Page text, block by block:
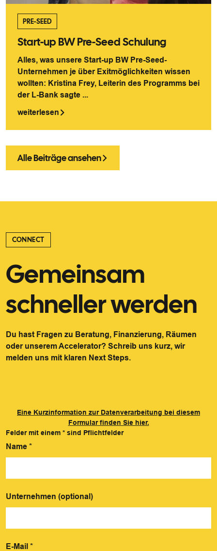
PRE-SEED
Start-up BW Pre-Seed Schulung
Alles, was unsere Start-up BW Pre-Seed-
Unternehmen je über Exitmöglichkeiten wissen
wollten: Kristina Frey, Leiterin des Programms bei
der L-Bank sagte ...
weiterlesen
Alle Beiträge ansehen
CONNECT
Gemeinsam
schneller werden
Du hast Fragen zu Beratung, Finanzierung, Räumen
oder unserem Accelerator? Schreib uns kurz, wir
melden uns mit klaren Next Steps.
Eine Kurzinformation zur Datenverarbeitung bei diesem
Formular finden Sie hier.
Felder mit einem * sind Pflichtfelder
Name *
Unternehmen (optional)
E-Mail *